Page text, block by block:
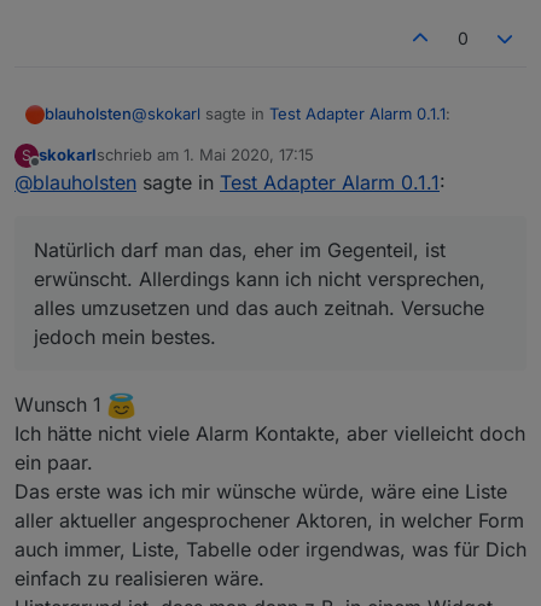
0
blauholsten@skokarl sagte in Test Adapter Alarm 0.1.1:
@blauholsten
Adapter hat unglaublich Potenzial.....spiele
nen bisschen rum,
da fallen mir bestimmt noch einige Dinge ein.
erwünscht. Allerdings kann ich nicht versprechen,
alles umzusetzen und das auch zeitnah. Versuche
jedoch mein bestes.
S
Offline
skokarlschrieb am 1. Mai 2020, 17:15
zuletzt editiert von
@blauholsten sagte in Test Adapter Alarm 0.1.1:
Natürlich darf man das, eher im Gegenteil, ist
erwünscht. Allerdings kann ich nicht versprechen,
alles umzusetzen und das auch zeitnah. Versuche
jedoch mein bestes.
Wunsch 1
Ich hätte nicht viele Alarm Kontakte, aber vielleicht doch
ein paar.
Das erste was ich mir wünsche würde, wäre eine Liste
aller aktueller angesprochener Aktoren, in welcher Form
auch immer, Liste, Tabelle oder irgendwas, was für Dich
einfach zu realisieren wäre.